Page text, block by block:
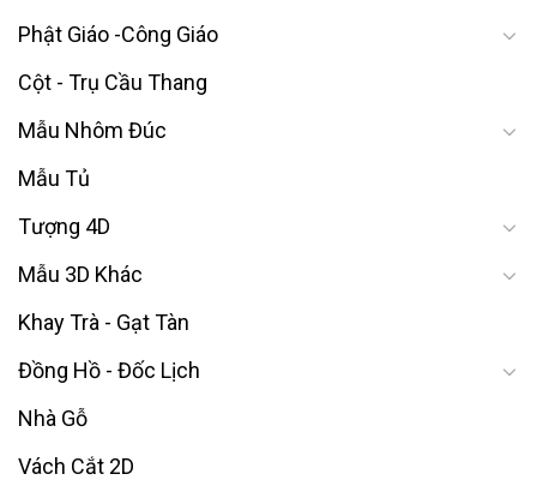
Phật Giáo -Công Giáo
Cột - Trụ Cầu Thang
Mẫu Nhôm Đúc
Mẫu Tủ
Tượng 4D
Mẫu 3D Khác
Khay Trà - Gạt Tàn
Đồng Hồ - Đốc Lịch
Nhà Gỗ
Vách Cắt 2D